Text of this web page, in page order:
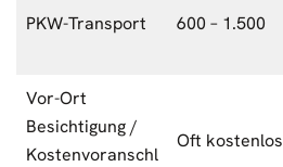
PKW-Transport 600 – 1.500
Vor-Ort
Besichtigung /
Kostenvoranschl
Oft kostenlos